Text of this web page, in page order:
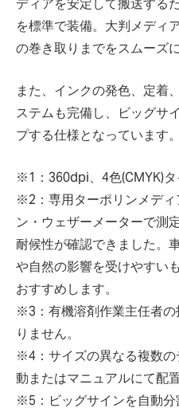
ディアを安定して搬送する
を標準で装備。大判メディ
の巻き取りまでをスムーズ
また、インクの発色、定着
ステムも完備し、ビッグサ
プする仕様となっています。
※1：360dpi、4色(CMYK)
※2：専用ターポリンメディ
ン・ウェザーメーターで測
耐候性が確認できました。
や自然の影響を受けやすい
おすすめします。
※3：有機溶剤作業主任者
りません。
※4：サイズの異なる複数
動またはマニュアルにて配
※5：ビッグサインを自動